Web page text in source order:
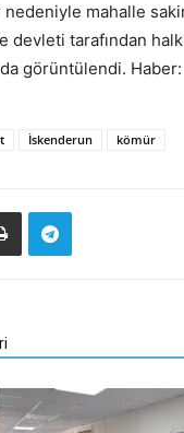
nedeniyle mahalle
tarafından
görüntülendi. Haber:
İskenderun kömür